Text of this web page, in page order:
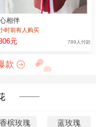
相伴
时前有人购买
元 789人付款
款
香槟玫瑰 蓝玫瑰